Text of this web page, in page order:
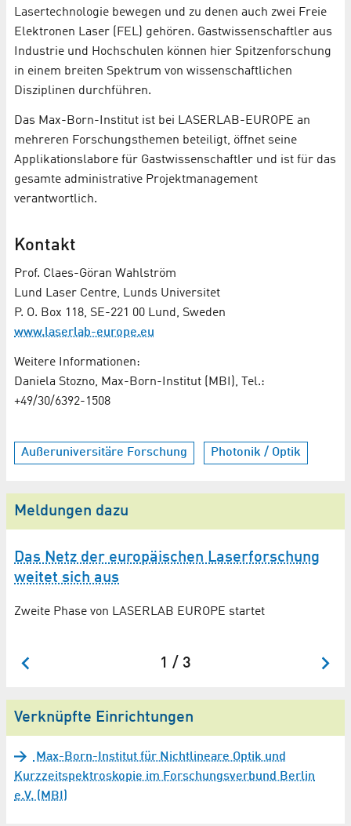
Lasertechnologie bewegen und zu denen auch zwei Freie
Elektronen Laser (FEL) gehören. Gastwissenschaftler aus
Industrie und Hochschulen können hier Spitzenforschung
in einem breiten Spektrum von wissenschaftlichen
Disziplinen durchführen.
Das Max-Born-Institut ist bei LASERLAB-EUROPE an
mehreren Forschungsthemen beteiligt, öffnet seine
Applikationslabore für Gastwissenschaftler und ist für das
gesamte administrative Projektmanagement
verantwortlich.
Kontakt
Prof. Claes-Göran Wahlström
Lund Laser Centre, Lunds Universitet
P. O. Box 118, SE-221 00 Lund, Sweden
www.laserlab-europe.eu
Weitere Informationen:
Daniela Stozno, Max-Born-Institut (MBI), Tel.:
+49/30/6392-1508
Außeruniversitäre Forschung Photonik / Optik
Meldungen dazu
Das Netz der europäischen Laserforschung
weitet sich aus
Zweite Phase von LASERLAB EUROPE startet
1 / 3
Verknüpfte Einrichtungen
Max-Born-Institut für Nichtlineare Optik und
Kurzzeitspektroskopie im Forschungsverbund Berlin
e.V. (MBI)